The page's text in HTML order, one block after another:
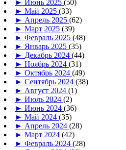
► Июнь 2025 (50)
► Май 2025 (33)
► Апрель 2025 (62)
► Март 2025 (39)
► Февраль 2025 (48)
► Январь 2025 (35)
► Декабрь 2024 (44)
► Ноябрь 2024 (31)
► Октябрь 2024 (49)
► Сентябрь 2024 (38)
► Август 2024 (1)
► Июль 2024 (2)
► Июнь 2024 (36)
► Май 2024 (35)
► Апрель 2024 (28)
► Март 2024 (42)
► Февраль 2024 (28)